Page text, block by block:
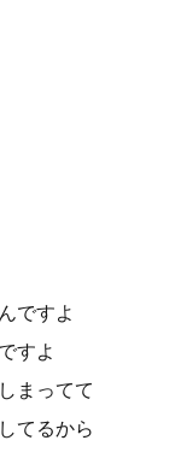
ですよ
すよ
まってて
てるから